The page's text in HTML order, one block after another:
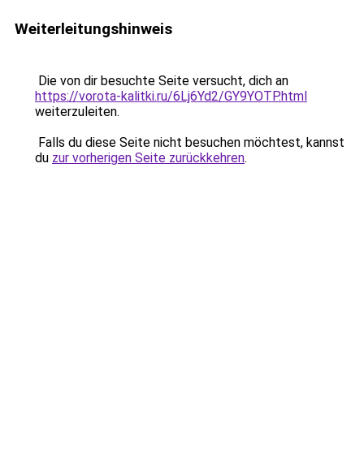
Weiterleitungshinweis
Die von dir besuchte Seite versucht, dich an
https://vorota-kalitki.ru/6Lj6Yd2/GY9YOTP.html
weiterzuleiten.
Falls du diese Seite nicht besuchen möchtest, kannst
du zur vorherigen Seite zurückkehren.